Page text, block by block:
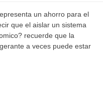
un ahorro para el
que el aislar un sistema
recuerde que la
a veces puede estar